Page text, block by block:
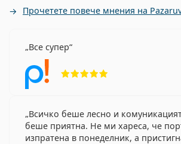
Прочетете повече мнения на
Все супер
Всичко беше лесно и
беше приятна. Не ми хареса, че
изпратена в понеделник, а